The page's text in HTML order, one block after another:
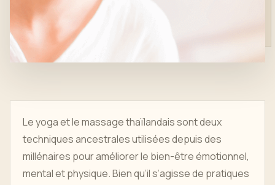
Le yoga et le massage thaïlandais sont deux
techniques ancestrales utilisées depuis des
millénaires pour améliorer le bien-être émotionnel,
mental et physique. Bien qu’il s’agisse de pratiques